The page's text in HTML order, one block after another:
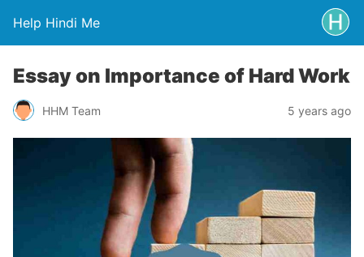
Help Hindi Me
Essay on Importance of Hard Work
HHM Team 5 years ago